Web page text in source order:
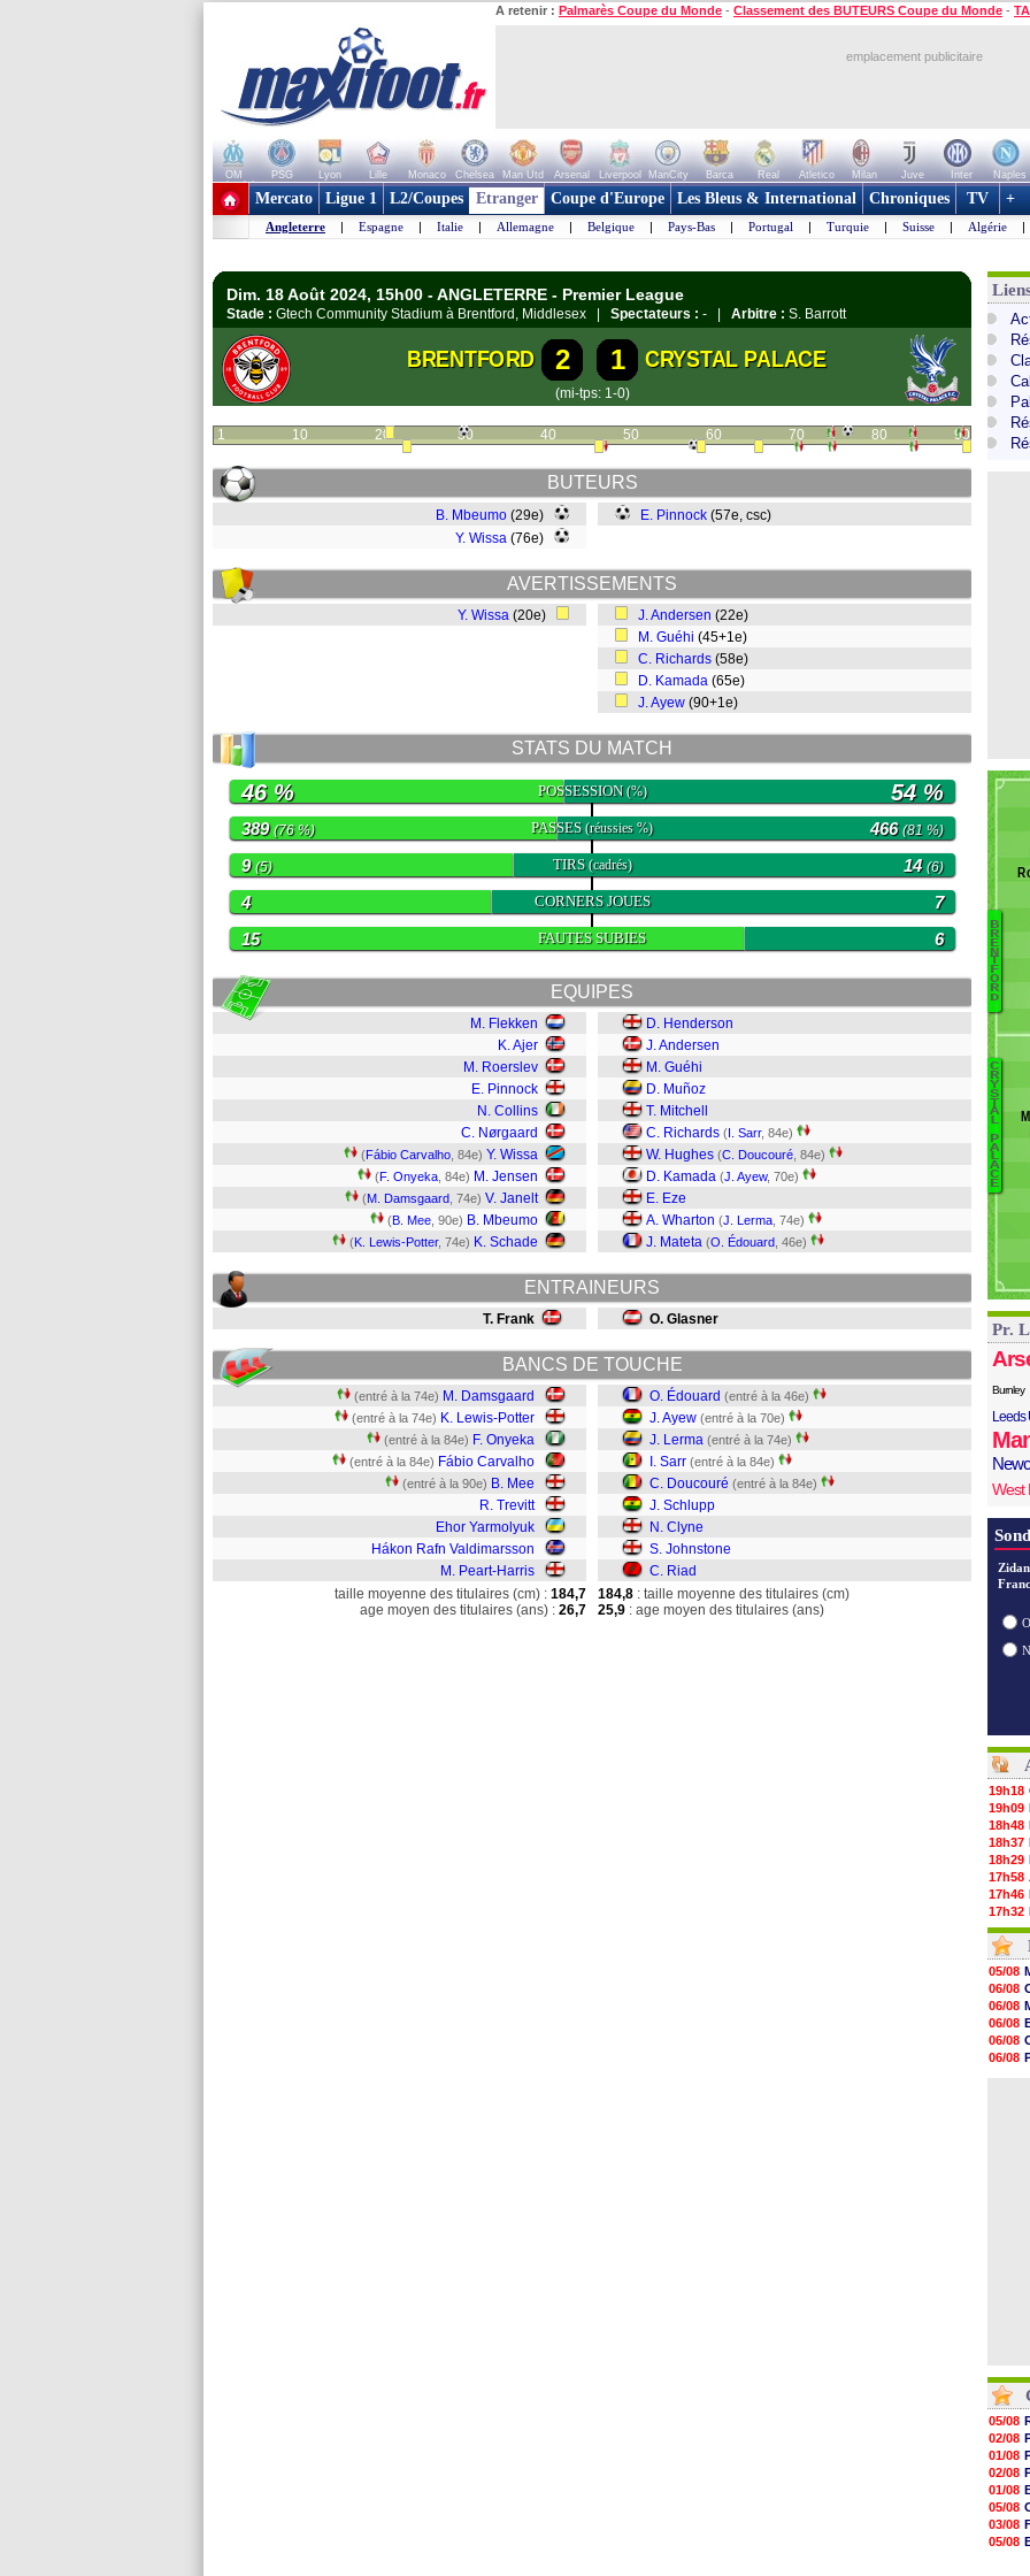
A retenir : Palmarès Coupe du Monde - Classement des BUTEURS Coupe du Monde -
emplacement publicitaire
OM PSG Lyon Lille Monaco Chelsea Man Utd Arsenal Liverpool ManCity Barca Real Atletico Milan Juve Inter Naples
+ de clubs
Mercato Ligue 1 L2/Coupes Etranger Coupe d'Europe Les Bleus & International Chroniques TV +
Angleterre | Espagne | Italie | Allemagne | Belgique | Pays-Bas | Portugal | Turquie | Suisse | Algérie |
Dim. 18 Août 2024, 15h00 - ANGLETERRE - Premier League
Stade : Gtech Community Stadium à Brentford, Middlesex | Spectateurs : - | Arbitre : S. Barrott
BRENTFORD 2 1 CRYSTAL PALACE
(mi-tps: 1-0)
1 10 20 30 40 50 60 70 80 90
BUTEURS
B. Mbeumo (29e)
Y. Wissa (76e)
E. Pinnock (57e, csc)
AVERTISSEMENTS
Y. Wissa (20e) J. Andersen (22e)
M. Guéhi (45+1e)
C. Richards (58e)
D. Kamada (65e)
J. Ayew (90+1e)
STATS DU MATCH
POSSESSION(%)
46 % 54 %
PASSES(réussies %)
389(76 %) 466(81 %)
TIRS(cadrés)
9(5) 14 (6)
CORNERS JOUES
4 7
FAUTES SUBIES
15 6
EQUIPES
M. Flekken
K. Ajer
M. Roerslev
E. Pinnock
N. Collins
C. Nørgaard
(Fábio Carvalho , 84e) Y. Wissa
(F. Onyeka , 84e) M. Jensen
(M. Damsgaard , 74e) V. Janelt
(B. Mee , 90e) B. Mbeumo
(K. Lewis-Potter, 74e) K. Schade
D. Henderson
J. Andersen
M. Guéhi
D. Muñoz
T. Mitchell
C. Richards (I. Sarr, 84e)
W. Hughes (C. Doucouré , 84e)
D. Kamada (J. Ayew, 70e)
E. Eze
A. Wharton (J. Lerma , 74e)
J. Mateta (O. Édouard , 46e)
ENTRAINEURS
T. Frank O. Glasner
BANCS DE TOUCHE
(entré à la 74e) M. Damsgaard
(entré à la 74e) K. Lewis-Potter
(entré à la 84e) F. Onyeka
(entré à la 84e) Fábio Carvalho
(entré à la 90e) B. Mee
R. Trevitt
Ehor Yarmolyuk
Hákon Rafn Valdimarsson
M. Peart-Harris
O. Édouard (entré à la 46e)
J. Ayew (entré à la 70e)
J. Lerma (entré à la 74e)
I. Sarr (entré à la 84e)
C. Doucouré (entré à la 84e)
J. Schlupp
N. Clyne
S. Johnstone
C. Riad
taille moyenne des titulaires (cm) : 184,7
age moyen des titulaires (ans) : 26,7
184,8 : taille moyenne des titulaires (cm)
25,9 : age moyen des titulaires (ans)
B
R
E
N
F
O
R
D
C
R
Y
S
T
A
L
P
A
L
A
C
E
Pr.
Burnley
Leeds
West
19h18
19h09
18h48
18h37
18h29
17h58
17h46
17h32
17h16
16h59
16h37
16h33
16h27
16h22
16h07
15h46
15h41
05/08
06/08
06/08
06/08
06/08
06/08
05/08
02/08
01/08
02/08
01/08
05/08
03/08
05/08